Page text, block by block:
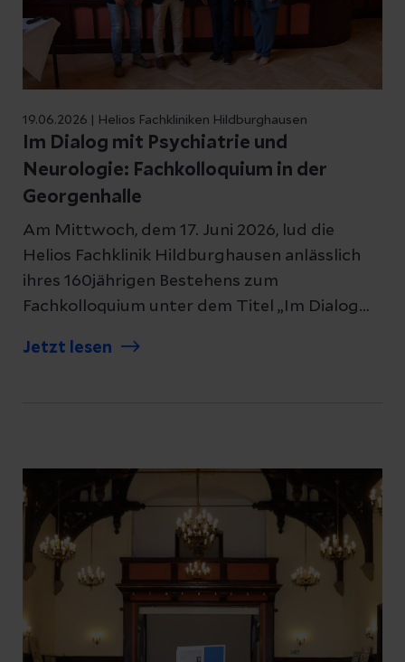
19.06.2026 | Helios Fachkliniken Hildburghausen
Im Dialog mit Psychiatrie und
Neurologie: Fachkolloquium in der
Georgenhalle
Am Mittwoch, dem 17. Juni 2026, lud die
Helios Fachklinik Hildburghausen anlässlich
ihres 160jährigen Bestehens zum
Fachkolloquium unter dem Titel „Im Dialog
Georgenhalle auf dem Klinikgelände ein.
Jetzt lesen